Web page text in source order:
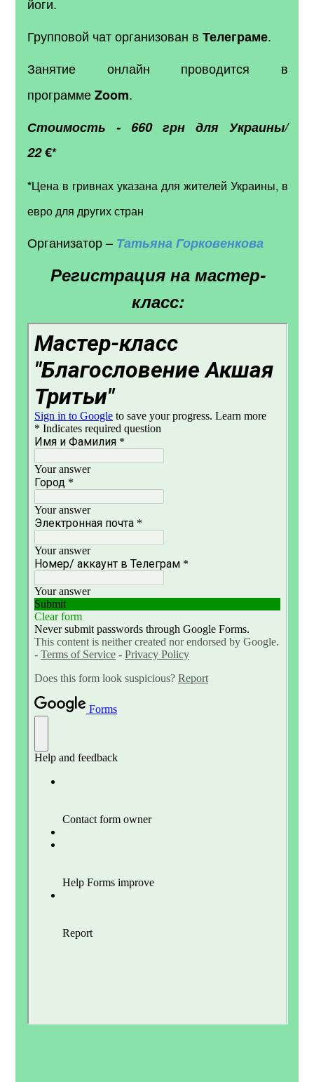
йоги.
Групповой чат организован вТелеграме.
Занятие онлайн проводится в
программеZoom.
Стоимость -660 грн для Украины/
22€*
*Цена в гривнах указана для жителей Украины, в
евро для других стран
Организатор – Татьяна Горковенкова
Регистрация на мастер-
класс: